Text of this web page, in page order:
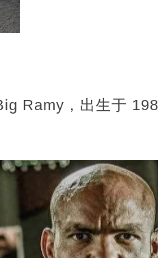
Ramy，出生于